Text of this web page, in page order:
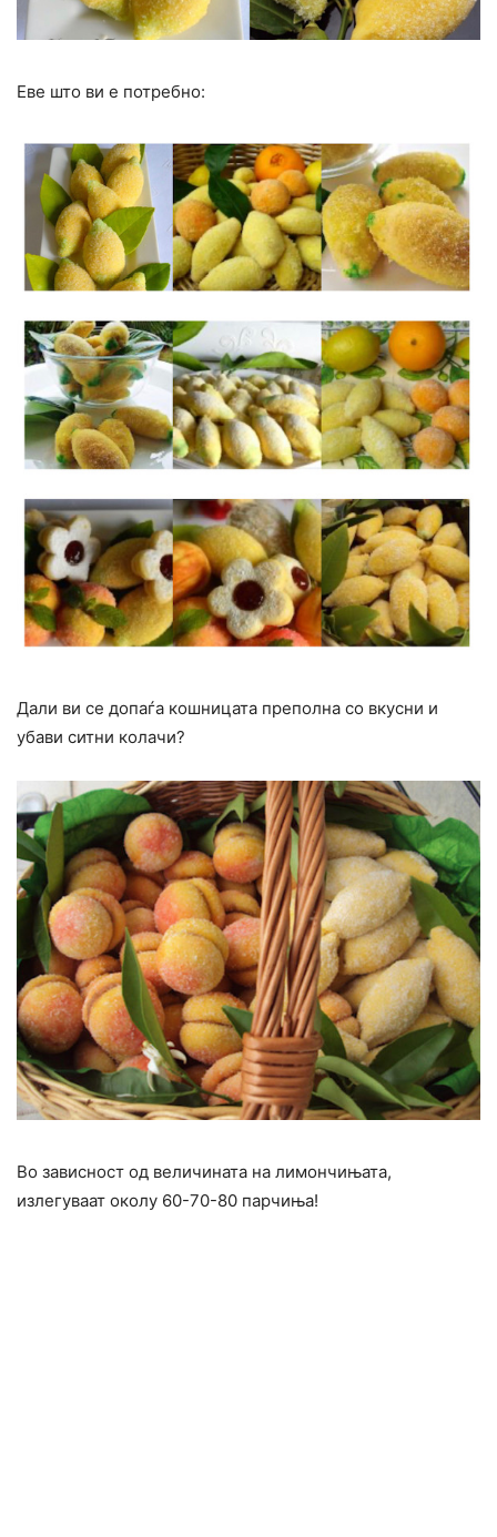
Еве што ви е потребно:
Дали ви се допаѓа кошницата преполна со вкусни и
убави ситни колачи?
Во зависност од величината на лимончињата,
излегуваат околу 60-70-80 парчиња!